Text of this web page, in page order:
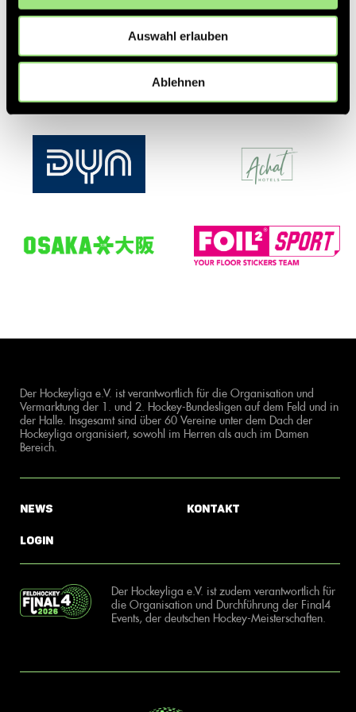
Auswahl erlauben
Ablehnen
Der Hockeyliga e.V. ist verantwortlich für die Organisation und
Vermarktung der 1. und 2. Hockey-Bundesligen auf dem Feld und in
der Halle. Insgesamt sind über 60 Vereine unter dem Dach der
Hockeyliga organisiert, sowohl im Herren als auch im Damen
Bereich.
News
Login
Kontakt
Der Hockeyliga e.V. ist zudem verantwortlich für
die Organisation und Durchführung der Final4
Events, der deutschen Hockey-Meisterschaften.